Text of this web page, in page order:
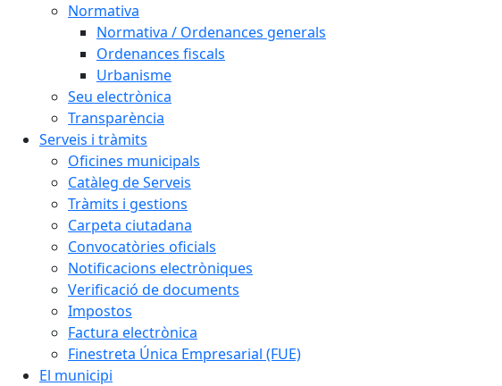
Normativa
Normativa / Ordenances generals
Ordenances fiscals
Urbanisme
Seu electrònica
Transparència
Serveis i tràmits
Oficines municipals
Catàleg de Serveis
Tràmits i gestions
Carpeta ciutadana
Convocatòries oficials
Notificacions electròniques
Verificació de documents
Impostos
Factura electrònica
Finestreta Única Empresarial (FUE)
El municipi